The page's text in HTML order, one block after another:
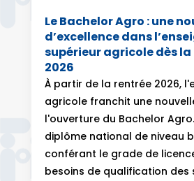
Le Bachelor Agro : une
d’excellence dans
supérieur agricole dès
2026
À partir de la rentrée 2026,
agricole franchit une
l'ouverture du Bachelor
diplôme national de niveau
conférant le grade de
besoins de qualification des